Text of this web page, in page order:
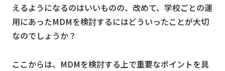
えるようになるのはいいものの、改めて、学校ごとの運
用にあったMDMを検討するにはどういったことが大切
なのでしょうか？
ここからは、MDMを検討する上で重要なポイントを具